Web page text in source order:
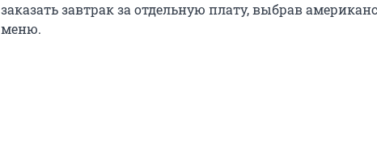
заказать завтрак за отдельную плату, выбрав
меню.